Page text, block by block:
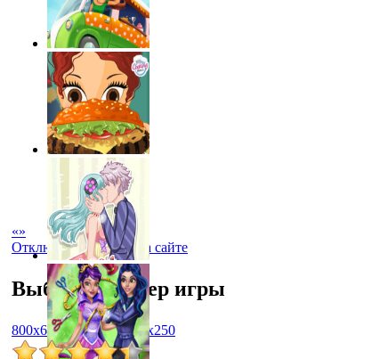
«»
Отключить рекламу на сайте
Выбрать размер игры
800x600 1024x768 450x250